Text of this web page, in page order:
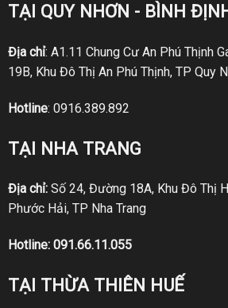
TẠI QUY NHƠN - BÌNH
Địa chỉ: A1.11 Chung Cư An Phú Thịnh
19B, Khu Đô Thị An Phú Thịnh, TP Quy
Hotline: 0916.389.892
TẠI NHA TRANG
Địa chỉ:Số 24, Đường 18A, Khu Đô Thị
Phước Hải, TP Nha Trang
Hotline: 091.66.11.055
TẠI THỪA THIÊN HUẾ